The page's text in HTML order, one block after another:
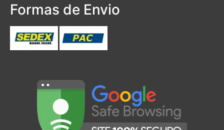
Formas de Envio